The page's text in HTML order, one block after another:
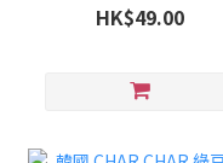
HK$49.00